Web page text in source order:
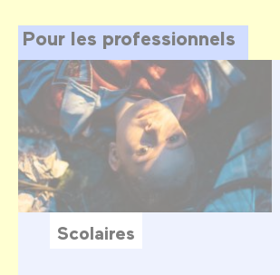
Pour les professionnels
Scolaires